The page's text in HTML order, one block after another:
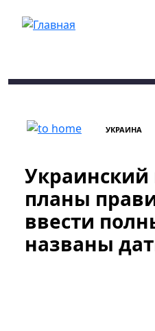
УКРАИНА
планы
ввести
названы